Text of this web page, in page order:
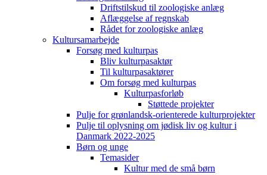
Driftstilskud til zoologiske anlæg
Aflæggelse af regnskab
Rådet for zoologiske anlæg
Kultursamarbejde
Forsøg med kulturpas
Bliv kulturpasaktør
Til kulturpasaktører
Om forsøg med kulturpas
Kulturpasforløb
Støttede projekter
Pulje for grønlandsk-orienterede kulturprojekter
Pulje til oplysning om jødisk liv og kultur i
Danmark 2022-2025
Børn og unge
Temasider
Kultur med de små børn